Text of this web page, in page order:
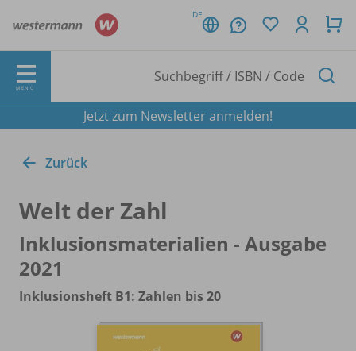
DE
MENÜ
Jetzt zum Newsletter anmelden!
Zurück
Welt der Zahl
Inklusionsmaterialien - Ausgabe
2021
Inklusionsheft B1: Zahlen bis 20